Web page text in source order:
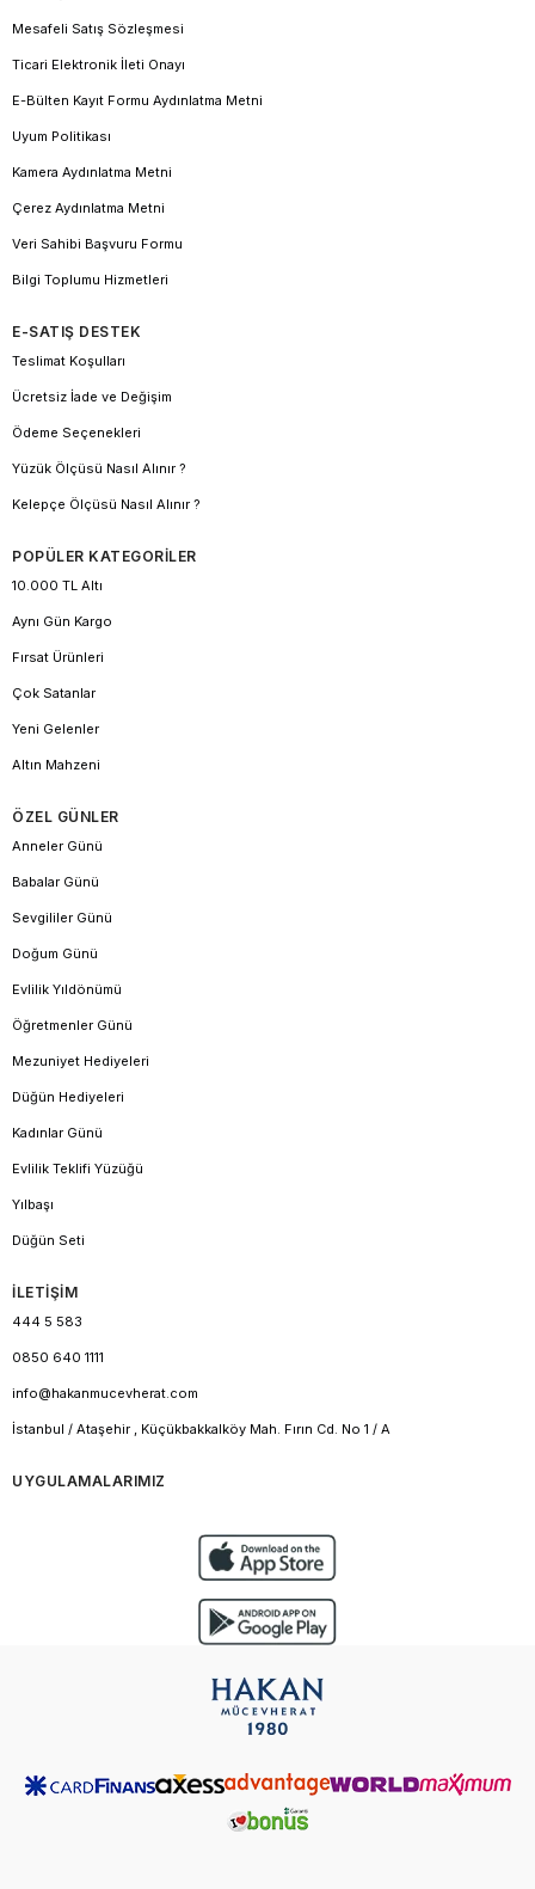
Mesafeli Satış Sözleşmesi
Ticari Elektronik İleti Onayı
E-Bülten Kayıt Formu Aydınlatma Metni
Uyum Politikası
Kamera Aydınlatma Metni
Çerez Aydınlatma Metni
Veri Sahibi Başvuru Formu
Bilgi Toplumu Hizmetleri
E-SATIŞ DESTEK
Teslimat Koşulları
Ücretsiz İade ve Değişim
Ödeme Seçenekleri
Yüzük Ölçüsü Nasıl Alınır ?
Kelepçe Ölçüsü Nasıl Alınır ?
POPÜLER KATEGORİLER
10.000 TL Altı
Aynı Gün Kargo
Fırsat Ürünleri
Çok Satanlar
Yeni Gelenler
Altın Mahzeni
ÖZEL GÜNLER
Anneler Günü
Babalar Günü
Sevgililer Günü
Doğum Günü
Evlilik Yıldönümü
Öğretmenler Günü
Mezuniyet Hediyeleri
Düğün Hediyeleri
Kadınlar Günü
Evlilik Teklifi Yüzüğü
Yılbaşı
Düğün Seti
İLETİŞİM
444 5 583
0850 640 1111
info@hakanmucevherat.com
İstanbul / Ataşehir , Küçükbakkalköy Mah. Fırın Cd. No 1 / A
UYGULAMALARIMIZ